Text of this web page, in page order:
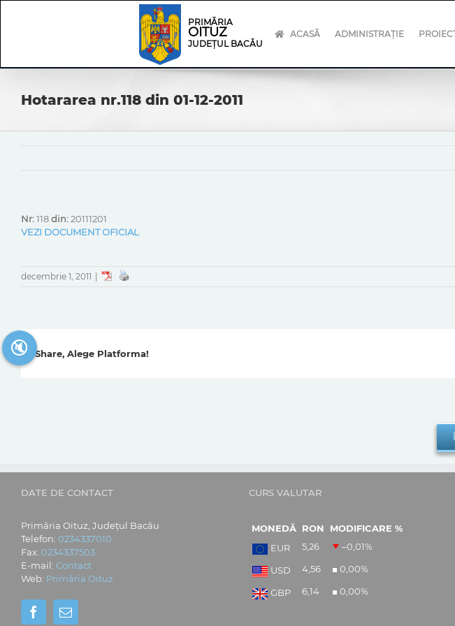
PRIMĂRIA
OITUZ
JUDEȚUL BACĂU
ACASĂ ADMINISTRAȚIE
Hotararea nr.118 din 01-12-2011
Nr:118din:20111201
VEZI DOCUMENT OFICIAL
decembrie 1, 2011
Share, Alege Platforma!
DATE DE CONTACT
Primăria Oituz, Județul Bacău
Telefon: 0234337010
Fax: 0234337503
E-mail: Contact
Web: Primăria Oituz
CURS VALUTAR
MONEDĂ RON
MODIFICARE %
EUR
5,26 –0,01%
USD 4,56 0,00%
GBP 6,14 0,00%
🔇